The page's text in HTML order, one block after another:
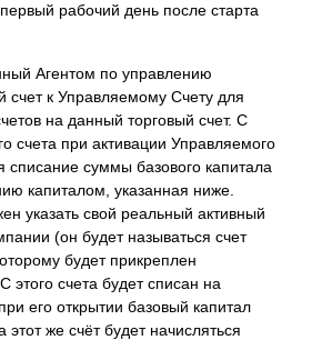
рабочий день после старта
Агентом по управлению
счет к Управляемому Счету для
на данный торговый счет. С
счета при активации Управляемого
списание суммы базового капитала
капиталом, указанная ниже.
указать свой реальный активный
(он будет называться счет
будет прикреплен
этого счета будет списан на
его открытии базовый капитал
же счёт будет начисляться